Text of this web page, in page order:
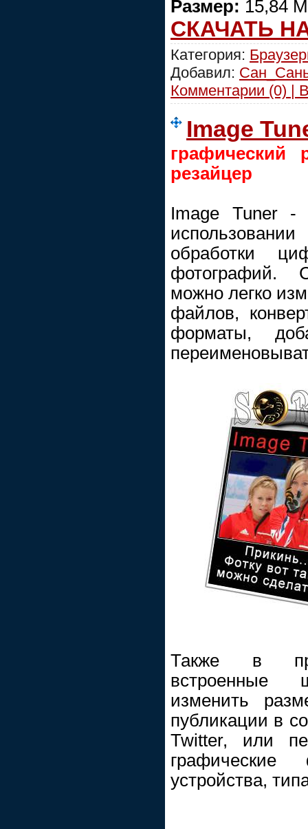
Размер: 15,84
СКАЧАТЬ
Категория:
Добавил:
Комментарии (0) |
Image
графический
резайцер
Image Tuner -
обработки
фотографий.
можно легко
файлов,
форматы,
Также в
встроенные
изменить
публикации в
Twitter, или
устройства,